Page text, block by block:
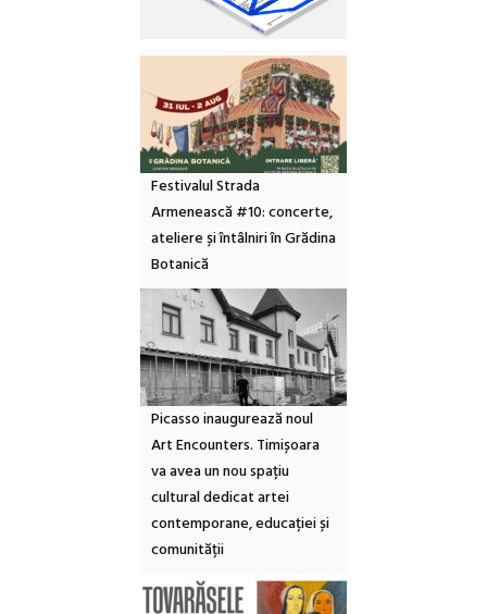
Festivalul Strada
Armenească #10: concerte,
ateliere și întâlniri în Grădina
Botanică
Picasso inaugurează noul
Art Encounters. Timișoara
va avea un nou spațiu
cultural dedicat artei
contemporane, educației și
comunității